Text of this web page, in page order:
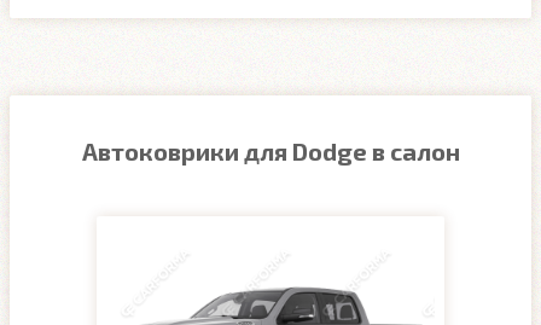
Автоковрики для Dodge в салон